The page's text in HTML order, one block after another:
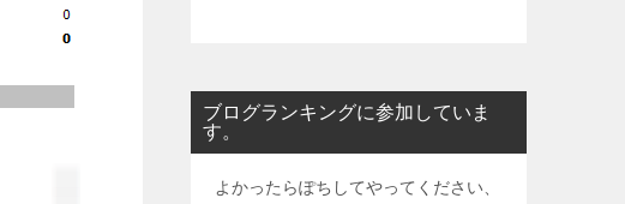
ブログランキングに参加していま
す。
よかったらぽちしてやってください、